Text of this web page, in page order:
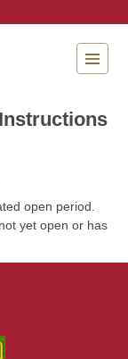
open period.
yet open or has